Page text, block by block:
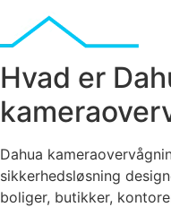
Hvad er
Dahua
sikkerhedsløsning
boliger, butikker,